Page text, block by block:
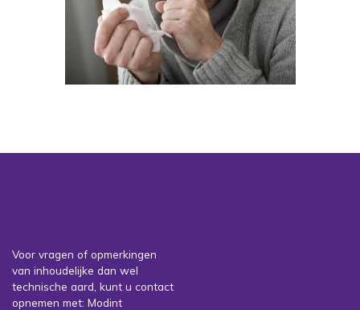
Voor vragen of opmerkingen
van inhoudelijke dan wel
technische aard, kunt u contact
opnemen met: Modint